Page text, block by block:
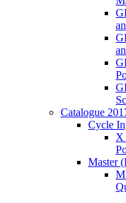
Catalogue
Cycle
X
Master